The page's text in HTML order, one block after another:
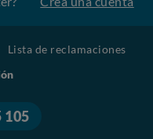
Lista de reclamaciones
105